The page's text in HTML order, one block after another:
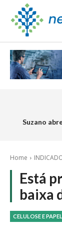
Suzano
Home
Está
baixa
CELULOSE E PAPEL